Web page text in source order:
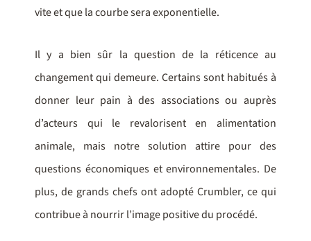
vite et que la courbe sera exponentielle.
Il y a bien sûr la question de la réticence au
changement qui demeure. Certains sont habitués à
donner leur pain à des associations ou auprès
d’acteurs qui le revalorisent en alimentation
animale, mais notre solution attire pour des
questions économiques et environnementales. De
plus, de grands chefs ont adopté Crumbler, ce qui
contribue à nourrir l’image positive du procédé.